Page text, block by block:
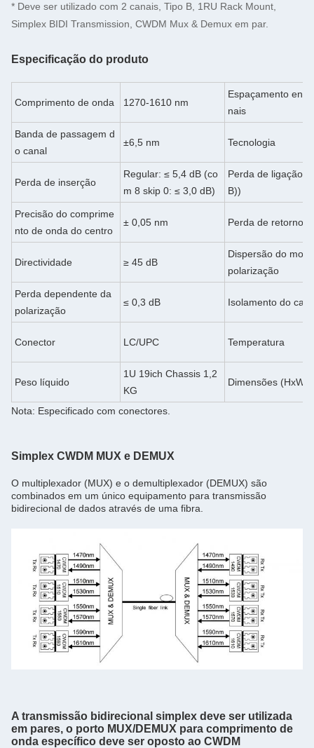
* Deve ser utilizado com 2 canais, Tipo B, 1RU Rack Mount,
Simplex BIDI Transmission, CWDM Mux & Demux em par.
Especificação do produto
Comprimento de onda 1270-1610 nm
Espaçamento
nais
Banda de passagem d
o canal
±6,5 nm Tecnologia
Perda de inserção
Regular: ≤ 5,4 dB (co
m 8 skip 0: ≤ 3,0 dB)
Perda de ligação
B))
Precisão do comprime
nto de onda do centro
± 0,05 nm Perda de retorno
Directividade ≥ 45 dB
Dispersão do
polarização
Perda dependente da
polarização
≤ 0,3 dB Isolamento do
Conector LC/UPC Temperatura
Peso líquido
1U 19ich Chassis 1,2
KG
Dimensões
Nota: Especificado com conectores.
Simplex CWDM MUX e DEMUX
O multiplexador (MUX) e o demultiplexador (DEMUX) são
combinados em um único equipamento para transmissão
bidirecional de dados através de uma fibra.
A transmissão bidirecional simplex deve ser utilizada
em pares, o porto MUX/DEMUX para comprimento de
onda específico deve ser oposto ao CWDM